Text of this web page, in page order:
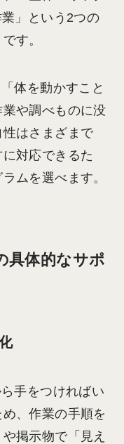
」という2つの
す。
体を動かすこと
や調べものに没
はさまざまで
対応できるた
ムを選べます。
具体的なサポ
手をつければい
、作業の手順を
掲示物で「見え